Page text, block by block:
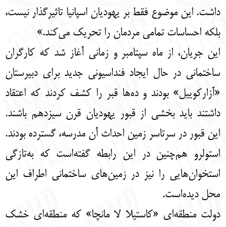
داشت. این موضوع فقط بر یهودیان اسپانیا تاثیرگذار نیست،
بلکه احساسات تمامی مردمان را تحریک می‌کند.»
این جریان، از ماه سپتامبر و زمانی آغاز شد که کارگران
ساختمانی در حال ایجاد فنداسیونی جدید برای دبیرستان
«آزارکوییل» بودند و ده‌ها قبر را کشف کردند که اعتقاد
داشتند باید بخشی از قبور یهودیان قرن سیزدهم باشند.
این قبور در سرتاسر زمین احداث آن مدرسه، گسترده بودند.
استولرو هم‌چنین در این رابطه گفته‌است که به‌تازگی
استخوان‌هایی را نیز در زمین‌های ساختمانی اطراف این
محل دیده‌است.
دولت منطقه‌ای «کاستیلا لا مانچا» که منطقه‌ای خشک